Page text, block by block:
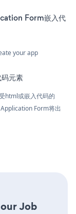
Form嵌入代
your app
元素
html或嵌入代码的
Form将出
Job